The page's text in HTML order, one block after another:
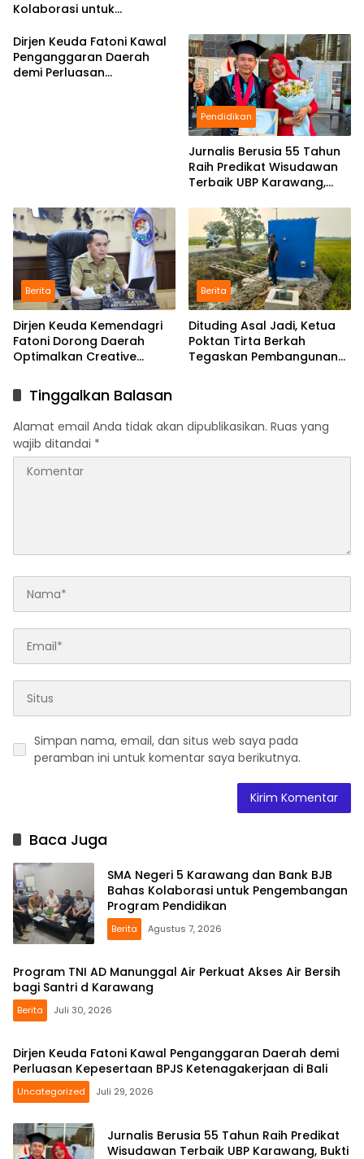
Kolaborasi untuk
Pendidikan
Dirjen Keuda Fatoni Kawal
Penganggaran Daerah
demi Perluasan
Pendidikan
Jurnalis Berusia 55 Tahun
Raih Predikat Wisudawan
Terbaik UBP Karawang,
Tak Mengenal Usia
Berita
Dirjen Keuda Kemendagri
Fatoni Dorong Daerah
Optimalkan Creative
Berita
Dituding Asal Jadi, Ketua
Poktan Tirta Berkah
Tegaskan Pembangunan
Tinggalkan Balasan
Alamat email Anda tidak akan dipublikasikan. Ruas yang
wajib ditandai *
Simpan nama, email, dan situs web saya pada
peramban ini untuk komentar saya berikutnya.
Baca Juga
SMA Negeri 5 Karawang dan Bank BJB
Bahas Kolaborasi untuk Pengembangan
Program Pendidikan
Berita Agustus 7, 2026
Program TNI AD Manunggal Air Perkuat Akses Air Bersih
bagi Santri d Karawang
Berita Juli 30, 2026
Dirjen Keuda Fatoni Kawal Penganggaran Daerah demi
Perluasan Kepesertaan BPJS Ketenagakerjaan di Bali
Uncategorized Juli 29, 2026
Jurnalis Berusia 55 Tahun Raih Predikat
Wisudawan Terbaik UBP Karawang, Bukti